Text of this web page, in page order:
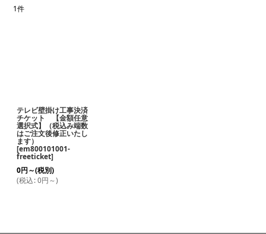
1件
テレビ壁掛け工事決済
チケット 【金額任意
選択式】（税込み端数
はご注文後修正いたし
ます）
[em800101001-
freeticket]
0円～(税別)
(税込:0円～)